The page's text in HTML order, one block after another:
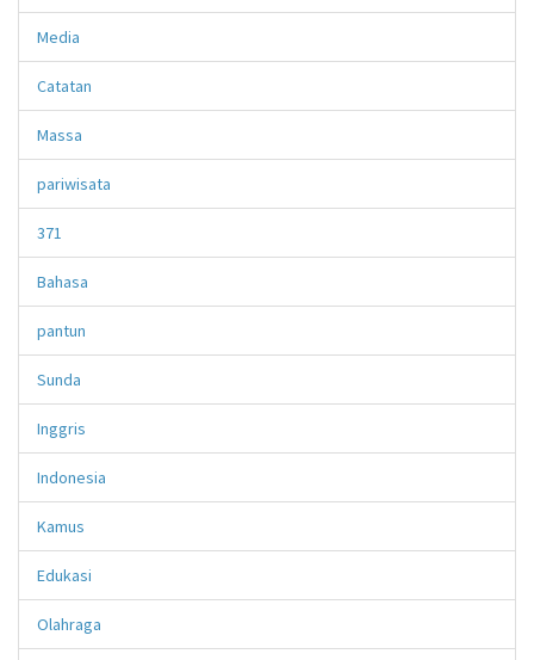
Media
Catatan
Massa
pariwisata
371
Bahasa
pantun
Sunda
Inggris
Indonesia
Kamus
Edukasi
Olahraga